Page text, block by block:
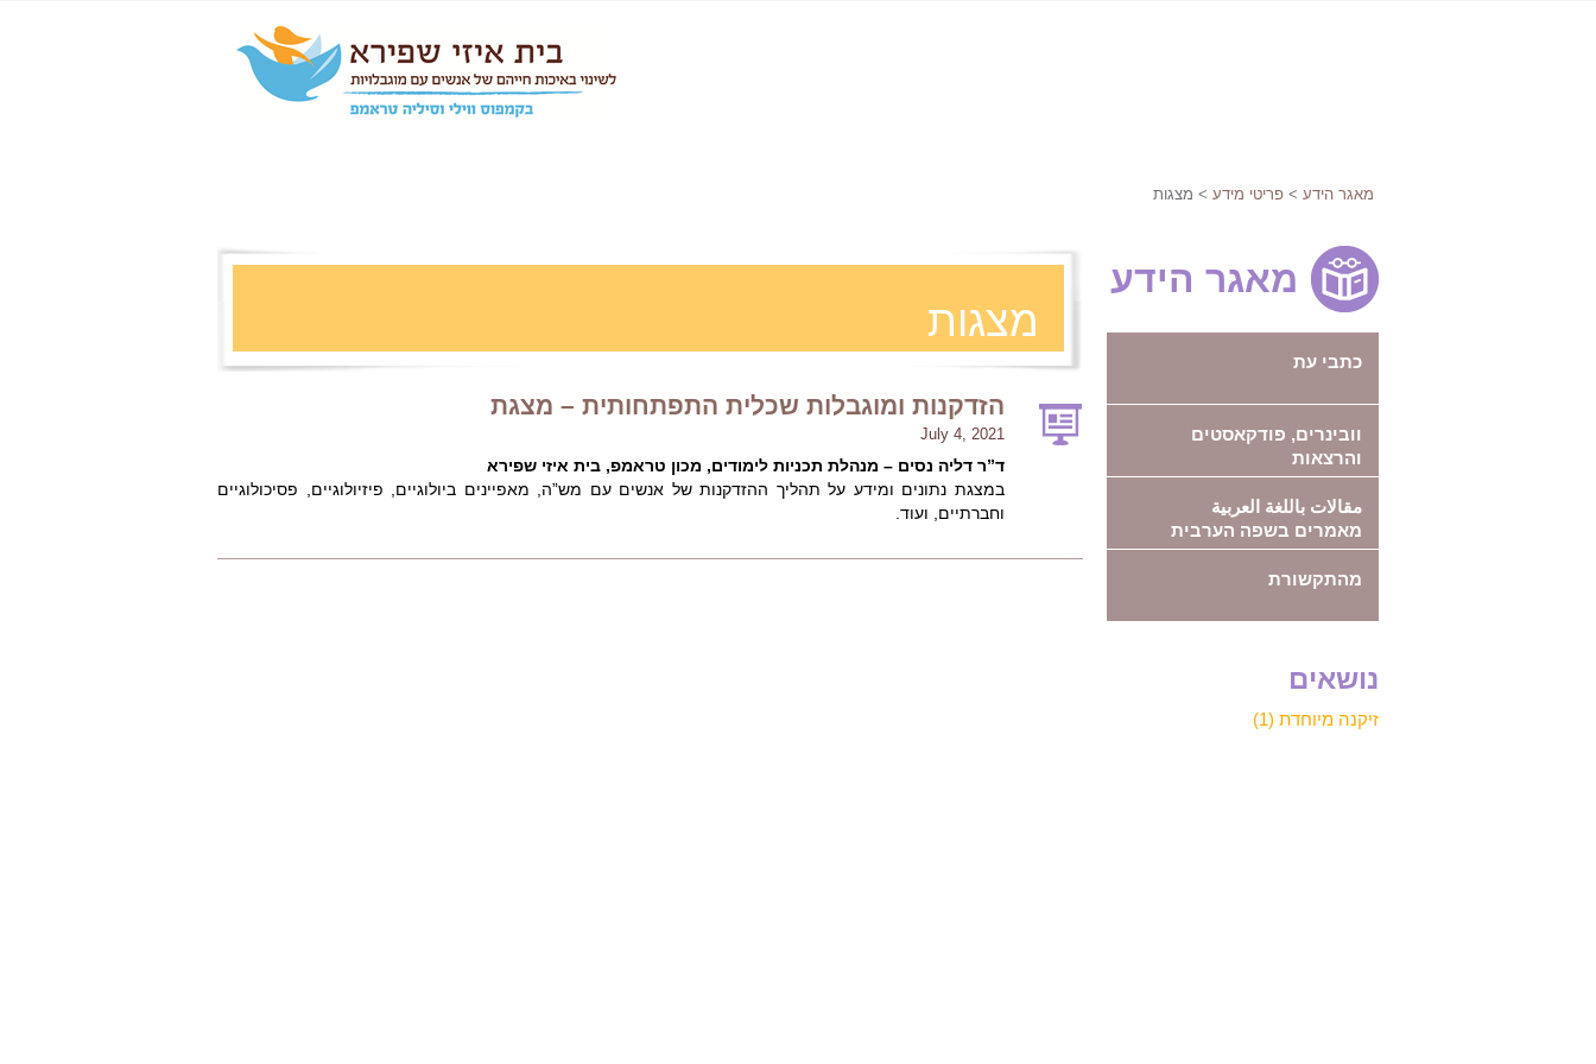
מאגר הידע > פריטי מידע > מצגות
מצגות
הזדקנות ומוגבלות שכלית התפתחותית – מצגת
July 4, 2021
ד”ר דליה נסים – מנהלת תכניות לימודים, מכון טראמפ, בית איזי שפירא
במצגת נתונים ומידע על תהליך ההזדקנות של אנשים עם מש”ה, מאפיינים ביולוגיים, פיזיולוגיים, פסיכולוגיים
וחברתיים, ועוד.
מאגר הידע
כתבי עת
וובינרים, פודקאסטים
והרצאות
مقالات باللغة العربية
מאמרים בשפה הערבית
מהתקשורת
נושאים
זיקנה מיוחדת (1)